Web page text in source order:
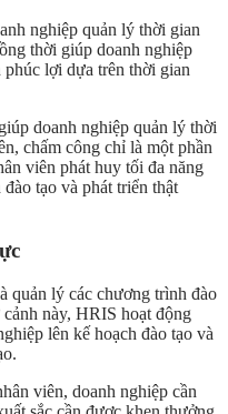
nghiệp quản lý thời gian
thời giúp doanh nghiệp
lợi dựa trên thời gian
doanh nghiệp quản lý thời
chấm công chỉ là một phần
viên phát huy tối đa năng
tạo và phát triển thật
quản lý các chương trình đào
này, HRIS hoạt động
lên kế hoạch đào tạo và
viên, doanh nghiệp cần